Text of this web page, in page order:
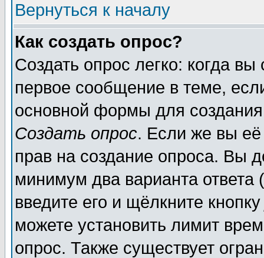
Вернуться к началу
Как создать опрос?
Создать опрос легко: когда
первое сообщение в теме,
основной формы для
Создать опрос. Если же вы её
прав на создание опроса. Вы
минимум два варианта ответа
введите его и щёлкните
можете установить лимит
опрос. Также существует